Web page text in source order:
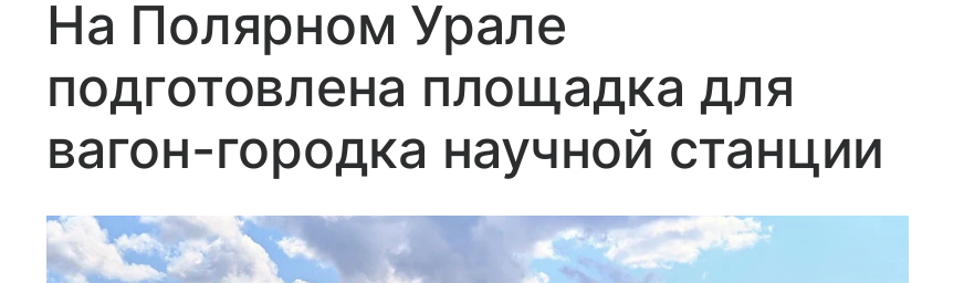
На Полярном Урале
подготовлена площадка для
вагон-городка научной станции